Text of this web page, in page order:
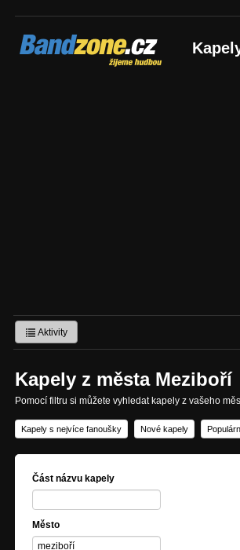
Bandzone.cz
žijeme hudbou
Aktivity
Kapely z města Meziboří
Pomocí filtru si můžete vyhledat kapely z vašeho
Kapely s nejvíce fanoušky Nové kapely
Část názvu kapely
Město